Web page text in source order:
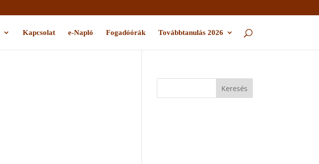
Kapcsolat e-Napló Fogadóórák Továbbtanulás 2026